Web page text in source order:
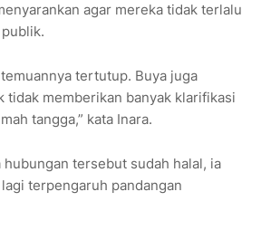
agar mereka tidak terlalu
tertutup. Buya juga
tidak memberikan banyak klarifikasi
tangga,” kata Inara.
tersebut sudah halal, ia
terpengaruh pandangan